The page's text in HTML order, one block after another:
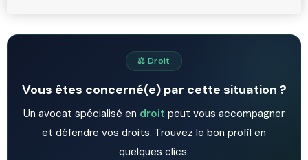
⚖️ Droit
Vous êtes concerné(e) par cette situation ?
Un avocat spécialisé en droit peut vous accompagner
et défendre vos droits. Trouvez le bon profil en
quelques clics.